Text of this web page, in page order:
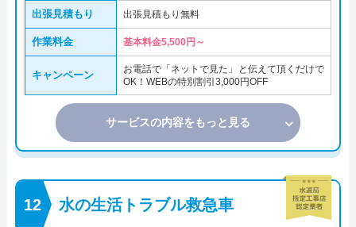
出張見積もり 出張見積もり無料
作業料金 基本料金5,500円～
キャンペーン
お電話で「ネットで見た」と伝えて頂くだけで
OK！WEBの特別割引3,000円OFF
サービスの内容をもっと見る
水の生活トラブル救急車